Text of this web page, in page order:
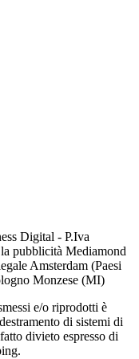
Digital - P.Iva
pubblicità Mediamond
Amsterdam (Paesi
Monzese (MI)
e/o riprodotti è
di sistemi di
divieto espresso di